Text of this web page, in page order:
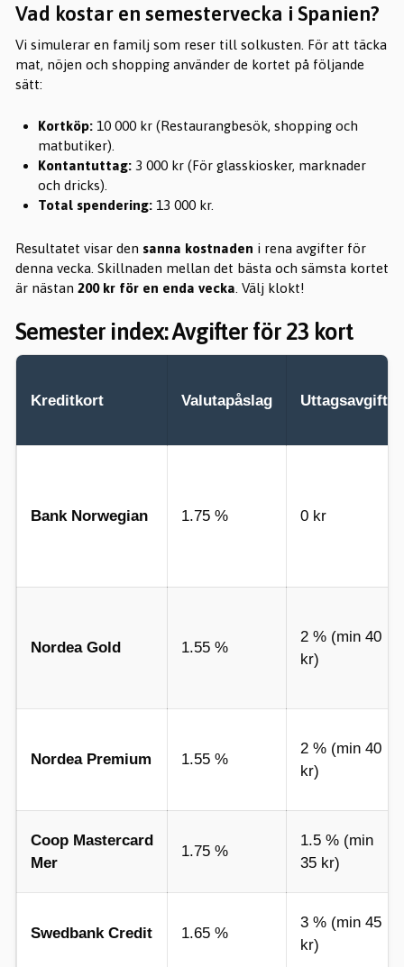
Vad kostar en semestervecka i Spanien?
Vi simulerar en familj som reser till solkusten. För att täcka
mat, nöjen och shopping använder de kortet på följande
sätt:
Kortköp: 10 000 kr (Restaurangbesök, shopping och
matbutiker).
Kontantuttag: 3 000 kr (För glasskiosker, marknader
och dricks).
Total spendering: 13 000 kr.
Resultatet visar den sanna kostnaden i rena avgifter för
denna vecka. Skillnaden mellan det bästa och sämsta kortet
är nästan 200 kr för en enda vecka . Välj klokt!
Semester index: Avgifter för 23 kort
Kreditkort Valutapåslag Uttagsavgift
Bank Norwegian 1.75 % 0 kr
Nordea Gold 1.55 %
2 % (min 40
kr)
Nordea Premium 1.55 %
2 % (min 40
kr)
Coop Mastercard
Mer
1.75 %
1.5 % (min
35 kr)
Swedbank Credit 1.65 %
3 % (min 45
kr)